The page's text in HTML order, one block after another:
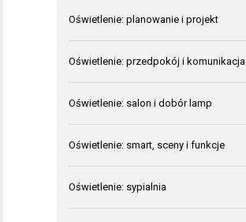
Oświetlenie: planowanie i projekt
Oświetlenie: przedpokój i komunikacja
Oświetlenie: salon i dobór lamp
Oświetlenie: smart, sceny i funkcje
Oświetlenie: sypialnia